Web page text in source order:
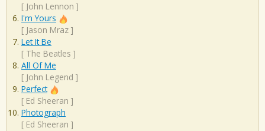
[ John Lennon ]
I'm Yours
[ Jason Mraz ]
Let It Be
[ The Beatles ]
All Of Me
[ John Legend ]
Perfect
[ Ed Sheeran ]
Photograph
[ Ed Sheeran ]